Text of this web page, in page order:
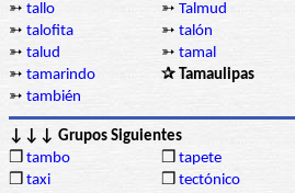
➳ tallo ➳ Talmud
➳ talofita ➳ talón
➳ talud ➳ tamal
➳ tamarindo ✰ Tamaulipas
➳ también
↓↓↓ Grupos Siguientes
❒ tambo ❒ tapete
❒ taxi ❒ tectónico